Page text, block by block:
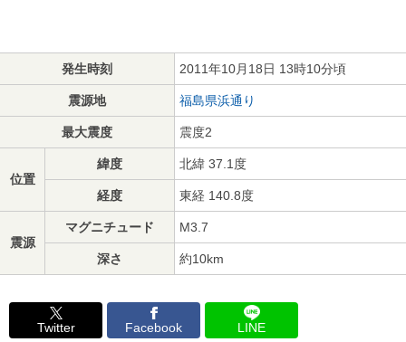
発生時刻 2011年10月18日 13時10分頃
震源地 福島県浜通り
最大震度 震度2
位置
緯度 北緯 37.1度
経度 東経 140.8度
震源
マグニチュード M3.7
深さ 約10km
Twitter Facebook LINE